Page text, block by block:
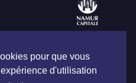
pour que vous
d'utilisation